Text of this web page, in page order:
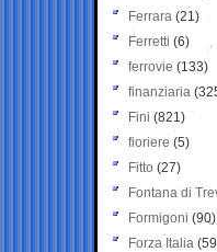
Ferrara (21)
Ferretti (6)
ferrovie (133)
finanziaria
Fini (821)
fioriere (5)
Fitto (27)
Fontana di
Formigoni (90)
Forza Italia